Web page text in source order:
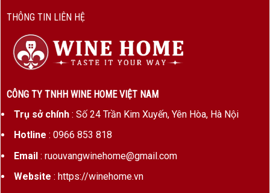
THÔNG TIN LIÊN HỆ
CÔNG TY TNHH WINE HOME VIỆT NAM
Trụ sở chính: Số 24 Trần Kim Xuyến, Yên Hòa, Hà Nội
Hotline : 0966 853 818
Email: ruouvangwinehome@gmail.com
Website : https://winehome.vn